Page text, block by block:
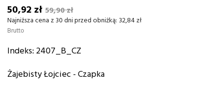
50,92 zł 59,90 zł
Najniższa cena z 30 dni przed obniżką: 32,84 zł
Brutto
Indeks: 2407_B_CZ
Żajebisty Łojciec - Czapka